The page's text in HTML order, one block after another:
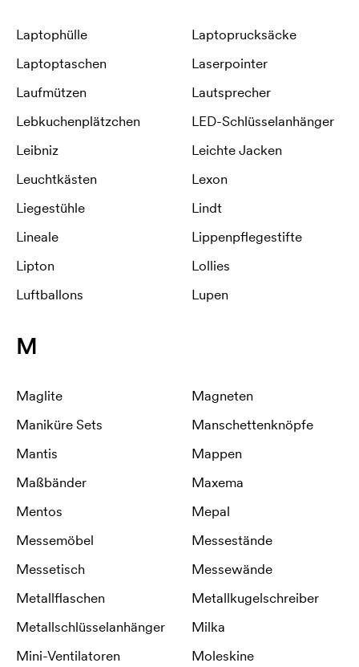
Laptophülle
Laptoprucksäcke
Laptoptaschen
Laserpointer
Laufmützen
Lautsprecher
Lebkuchenplätzchen
LED-Schlüsselanhänger
Leibniz
Leichte Jacken
Leuchtkästen
Lexon
Liegestühle
Lindt
Lineale
Lippenpflegestifte
Lipton
Lollies
Luftballons
Lupen
M
Maglite
Magneten
Maniküre Sets
Manschettenknöpfe
Mantis
Mappen
Maßbänder
Maxema
Mentos
Mepal
Messemöbel
Messestände
Messetisch
Messewände
Metallflaschen
Metallkugelschreiber
Metallschlüsselanhänger
Milka
Mini-Ventilatoren
Moleskine